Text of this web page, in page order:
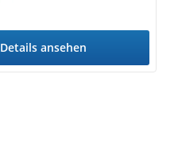
Details ansehen